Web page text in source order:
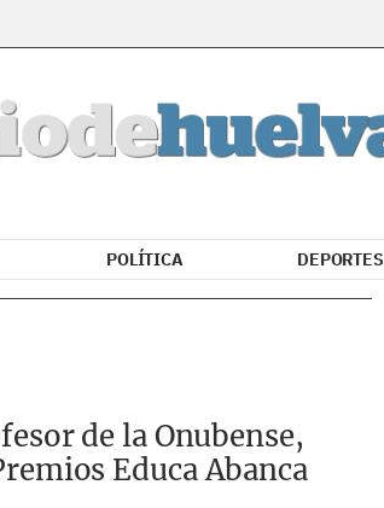
POLÍTICA DEPORTES
de la Onubense,
Educa Abanca